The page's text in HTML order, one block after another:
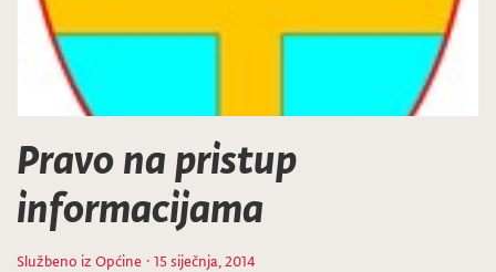
Pravo na pristup
informacijama
Službeno iz Općine · 15 siječnja, 2014